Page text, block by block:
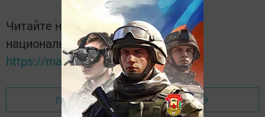
Читайте новости Татарстана в
национальном мессенджере MАХ:
https://max.ru/tatmedia
Перейти на страницу новости